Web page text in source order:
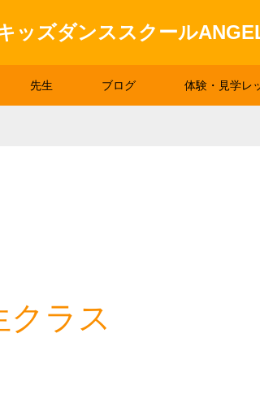
ッズダンススクール
先生 ブログ 体験・見学レ
ラス